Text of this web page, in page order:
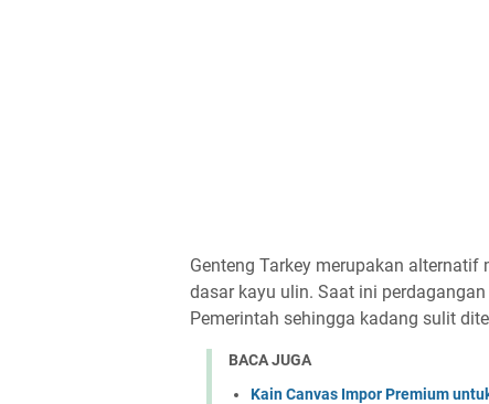
Genteng Tarkey merupakan
dasar kayu ulin. Saat ini
Pemerintah sehingga kadang sulit
BACA JUGA
Kain Canvas Impor Premium